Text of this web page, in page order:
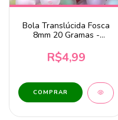
Bola Translúcida Fosca
8mm 20 Gramas -
R$4,99